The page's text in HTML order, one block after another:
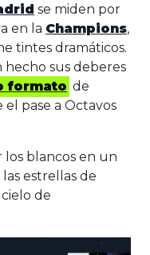
se miden por
en la Champions,
tintes dramáticos.
hecho sus deberes
formato de
pase a Octavos
los blancos en un
estrellas de
de